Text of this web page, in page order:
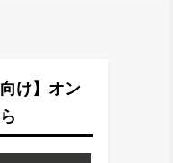
け】オン